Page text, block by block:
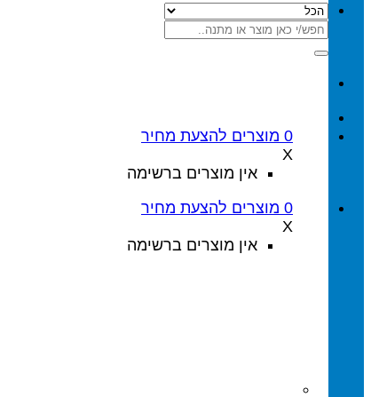
חיפוש
0 מוצרים להצעת מחיר
X
אין מוצרים ברשימה
0 מוצרים להצעת מחיר
X
אין מוצרים ברשימה